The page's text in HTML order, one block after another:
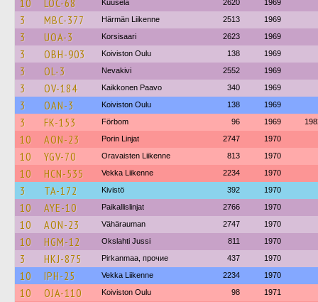
10 LOC-68 Kuusela 2620 1969
3 MBC-377 Härmän Liikenne 2513 1969
3 UOA-3 Korsisaari 2623 1969
3 OBH-903 Koiviston Oulu 138 1969
3 OL-3 Nevakivi 2552 1969
3 OV-184 Kaikkonen Paavo 340 1969
3 OAN-3 Koiviston Oulu 138 1969
3 FK-153 Förbom 96 1969
10 AON-23 Porin Linjat 2747 1970
10 YGV-70 Oravaisten Liikenne 813 1970
10 HCN-535 Vekka Liikenne 2234 1970
3 TA-172 Kivistö 392 1970
10 AYE-10 Paikallislinjat 2766 1970
10 AON-23 Vähärauman 2747 1970
10 HGM-12 Okslahti Jussi 811 1970
3 HKJ-875 Pirkanmaa, прочие 437 1970
10 IPH-25 Vekka Liikenne 2234 1970
10 OJA-110 Koiviston Oulu 98 1971